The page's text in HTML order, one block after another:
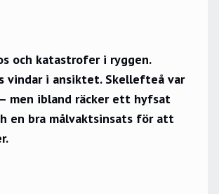
och katastrofer i ryggen.
vindar i ansiktet. Skellefteå var
men ibland räcker ett hyfsat
en bra målvaktsinsats för att